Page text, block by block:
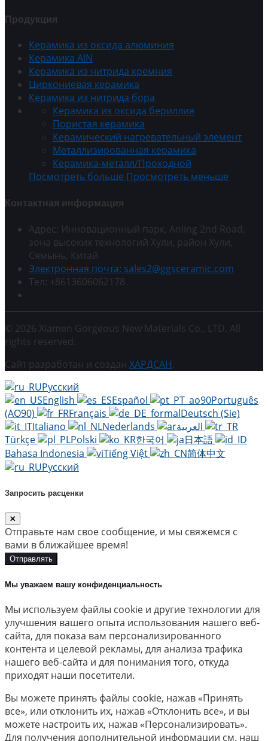
Продукция
Керамика из оксида алюминия
Керамика AlN
Керамика из нитрида кремния
Циркониевая керамика
Керамика из нитрида бора
Керамика из оксида бериллия
Пористая керамика
Керамический нагревательный элемент
Металлизированная керамика
Керамика-металл/Проходной
Посмотреть больше Просмотреть меньше
Контактная информация
Адрес: Инновационный парк, Anling 2nd Road,
зона высоких технологий Хули, район Хули,
Сямынь, Китай
Электронная почта: sales2@ggsceramic.com
Тел: +8613606062178
© 2026 Xiamen Gorgeous New Materials Co., LTD. All
rights reserved.
Сайт разработан и создан ХАРДСАН.
Русский
English
Español
Português
(AO90)
Français
Deutsch (Sie)
Italiano
Nederlands
Türkçe
Polski 한국어
日本語
Bahasa Indonesia
Tiếng Việt
简体中文
Русский
Запросить расценки
Отправьте нам свое сообщение, и мы свяжемся с
вами в ближайшее время!
Отправлять
Мы уважаем вашу конфиденциальность
Мы используем файлы cookie и другие технологии для
улучшения вашего опыта использования нашего веб-
сайта, для показа вам персонализированного
контента и целевой рекламы, для анализа трафика
нашего веб-сайта и для понимания того, откуда
приходят наши посетители.
Вы можете принять файлы cookie, нажав «Принять
все», или отклонить их, нажав «Отклонить все», и вы
можете настроить их, нажав «Персонализировать».
Для получения дополнительной информации см. наш